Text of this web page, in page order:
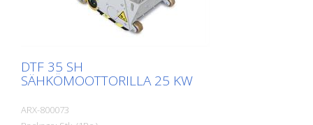
DTF 35 SH
SÄHKÖMOOTTORILLA 25 KW
ARX-800073